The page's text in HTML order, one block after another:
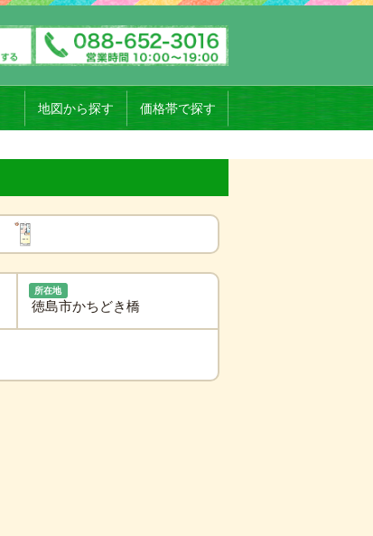
地図から探す 価格帯で探す
所在地
徳島市かちどき橋